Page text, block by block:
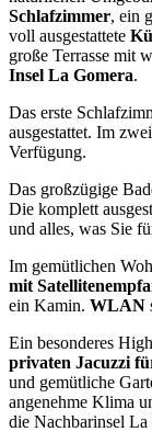
Schlafzimmer, ein
voll ausgestattete
große Terrasse mit
Insel La Gomera.
Das erste
ausgestattet. Im
Verfügung.
Das großzügige
Die komplett
und alles, was Sie
Im gemütlichen
mit
ein Kamin. WLAN
Ein besonderes
privaten Jacuzzi
und gemütliche
angenehme Klima
die Nachbarinsel La